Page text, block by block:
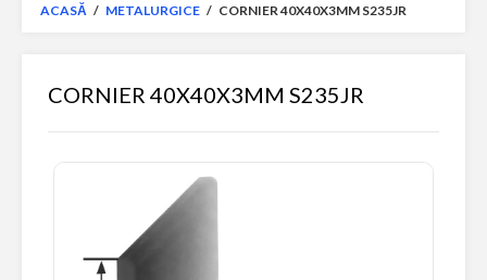
ACASĂ / METALURGICE / CORNIER 40X40X3MM S235JR
CORNIER 40X40X3MM S235JR